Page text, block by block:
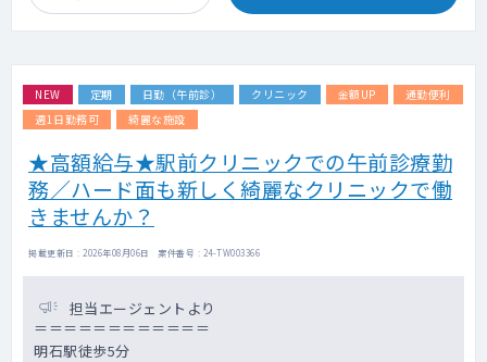
NEW 定期 日勤（午前診） クリニック 金額UP
通勤便利
週1日勤務可
綺麗な施設
★高額給与★駅前クリニックでの午前診療勤
務／ハード面も新しく綺麗なクリニックで働
きませんか？
掲載更新日 : 2026年08月06日 案件番号 : 24-TW003366
担当エージェントより
＝＝＝＝＝＝＝＝＝＝＝＝
明石駅徒歩5分